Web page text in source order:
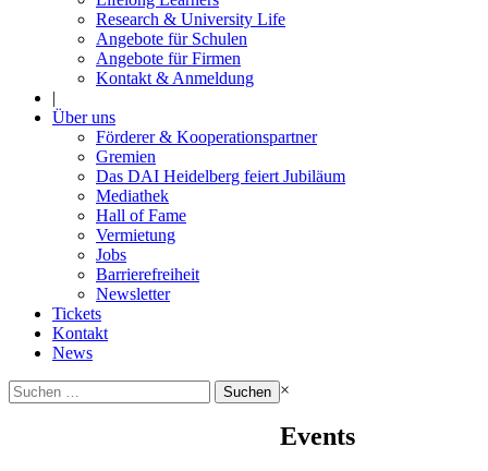
Research & University Life
Angebote für Schulen
Angebote für Firmen
Kontakt & Anmeldung
|
Über uns
Förderer & Kooperationspartner
Gremien
Das DAI Heidelberg feiert Jubiläum
Mediathek
Hall of Fame
Vermietung
Jobs
Barrierefreiheit
Newsletter
Tickets
Kontakt
News
Suchen
nach:
×
Events